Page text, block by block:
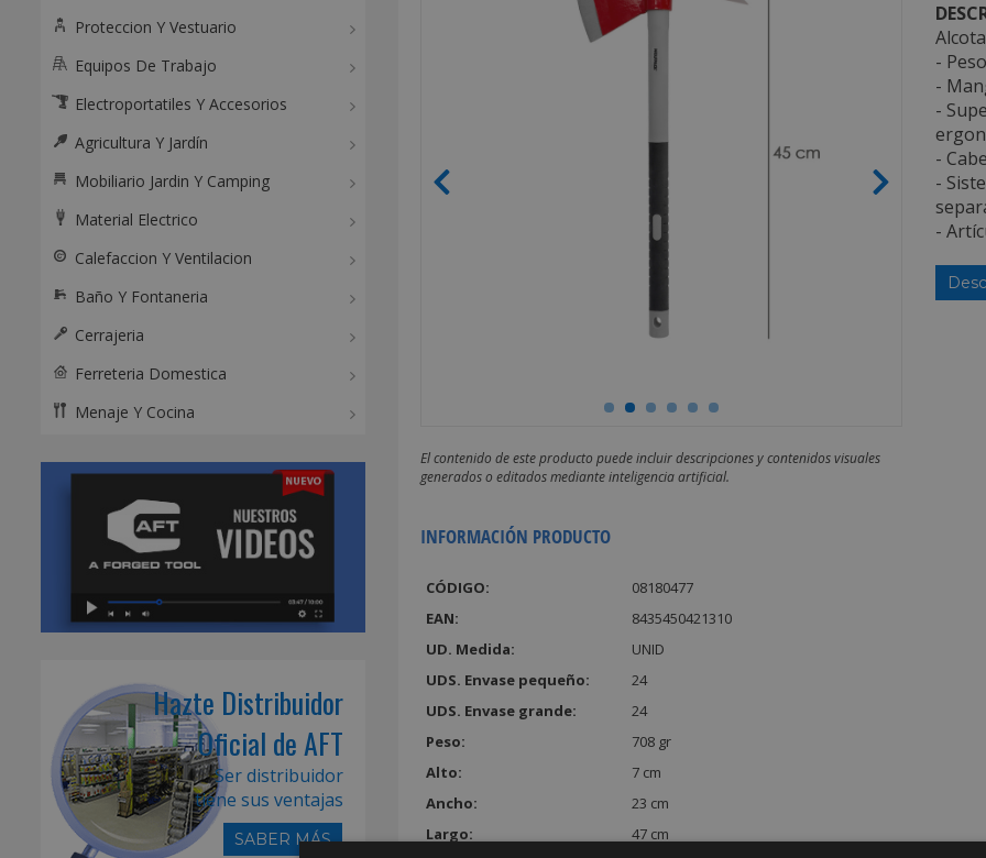
El contenido de este producto puede incluir descripciones y contenidos visuales
generados o editados mediante inteligencia artificial.
INFORMACIÓN PRODUCTO
CÓDIGO:
08180477
EAN:
8435450421310
UD. Medida:
UNID
UDS. Envase pequeño:
24
UDS. Envase grande:
24
Peso:
708 gr
Alto:
7 cm
Ancho:
23 cm
Largo:
47 cm
-
-
-
-
-
-
Proteccion Y Vestuario
Equipos De Trabajo
Electroportatiles Y Accesorios
Agricultura Y Jardín
Mobiliario Jardin Y Camping
Material Electrico
Calefaccion Y Ventilacion
Baño Y Fontaneria
Cerrajeria
Ferreteria Domestica
Menaje Y Cocina
Hazte Distribuidor
Oficial de AFT
Ser distribuidor
tiene sus ventajas
SABER MÁS